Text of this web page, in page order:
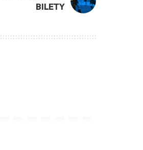
BILETY